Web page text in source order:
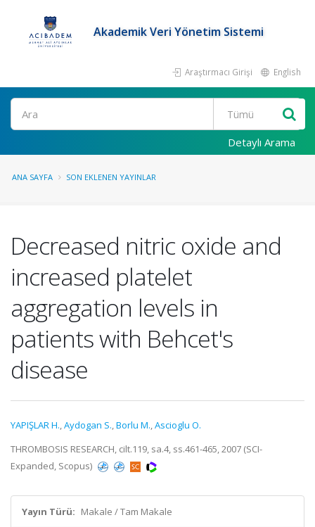
Akademik Veri Yönetim Sistemi
Araştırmacı Girişi English
Ara
Detaylı Arama
ANA SAYFA SON EKLENEN YAYINLAR
Decreased nitric oxide and
increased platelet
aggregation levels in
patients with Behcet's
disease
YAPIŞLAR H.,Aydogan S.,Borlu M.,Ascioglu O.
THROMBOSIS RESEARCH, cilt.119, sa.4, ss.461-465, 2007 (SCI-
Expanded, Scopus)
Yayın Türü: Makale / Tam Makale